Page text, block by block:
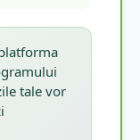
tale vor